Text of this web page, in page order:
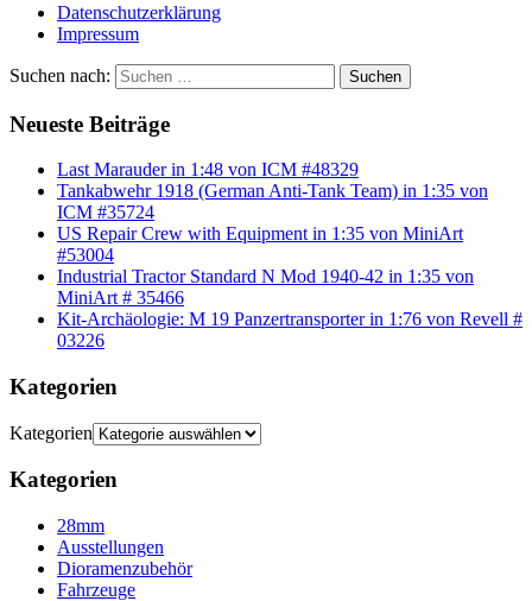
Datenschutzerklärung
Impressum
Suchen nach: Suchen
Neueste Beiträge
Last Marauder in 1:48 von ICM #48329
Tankabwehr 1918 (German Anti-Tank Team) in 1:35 von
ICM #35724
US Repair Crew with Equipment in 1:35 von MiniArt
#53004
Industrial Tractor Standard N Mod 1940-42 in 1:35 von
MiniArt # 35466
Kit-Archäologie: M 19 Panzertransporter in 1:76 von Revell #
03226
Kategorien
Kategorien
Kategorien
28mm
Ausstellungen
Dioramenzubehör
Fahrzeuge